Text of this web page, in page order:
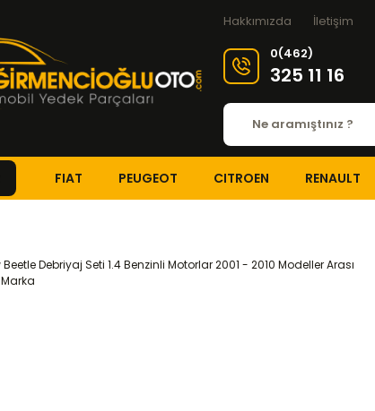
Hakkımızda İletişim
0(462)
325 11 16
FIAT PEUGEOT CITROEN RENAULT